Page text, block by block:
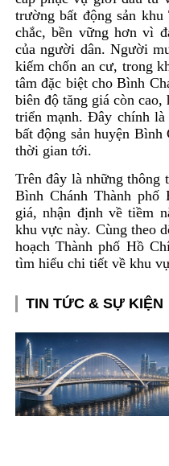
trường bất động sản
chắc, bền vững hơn vì
của người dân. Người
kiếm chốn an cư, trong
tâm đặc biệt cho Bình
biên độ tăng giá còn cao,
triển mạnh. Đây chính
bất động sản huyện
thời gian tới.
Trên đây là những thông
Bình Chánh Thành
giá, nhận định về tiềm
khu vực này. Cùng theo
hoạch Thành phố Hồ
tìm hiểu chi tiết về khu
TIN TỨC & SỰ KIỆN